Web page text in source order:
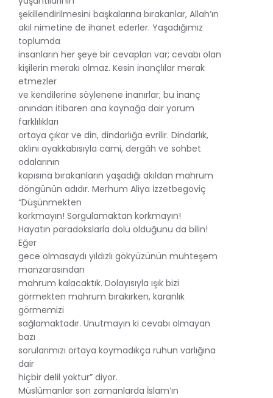
şekillendirilmesini başkalarına bırakanlar, Allah’ın
akıl nimetine de ihanet ederler. Yaşadığımız
toplumda
insanların her şeye bir cevapları var; cevabı olan
kişilerin merakı olmaz. Kesin inançlılar merak
etmezler
ve kendilerine söylenene inanırlar; bu inanç
anından itibaren ana kaynağa dair yorum
farklılıkları
ortaya çıkar ve din, dindarlığa evrilir. Dindarlık,
aklını ayakkabısıyla cami, dergâh ve sohbet
odalarının
kapısına bırakanların yaşadığı akıldan mahrum
döngünün adıdır. Merhum Aliya İzzetbegoviç
“Düşünmekten
korkmayın! Sorgulamaktan korkmayın!
Hayatın paradokslarla dolu olduğunu da bilin!
Eğer
gece olmasaydı yıldızlı gökyüzünün muhteşem
manzarasından
mahrum kalacaktık. Dolayısıyla ışık bizi
görmekten mahrum bırakırken, karanlık
görmemizi
sağlamaktadır. Unutmayın ki cevabı olmayan
bazı
sorularımızı ortaya koymadıkça ruhun varlığına
dair
hiçbir delil yoktur” diyor.
Müslümanlar son zamanlarda İslam’ın